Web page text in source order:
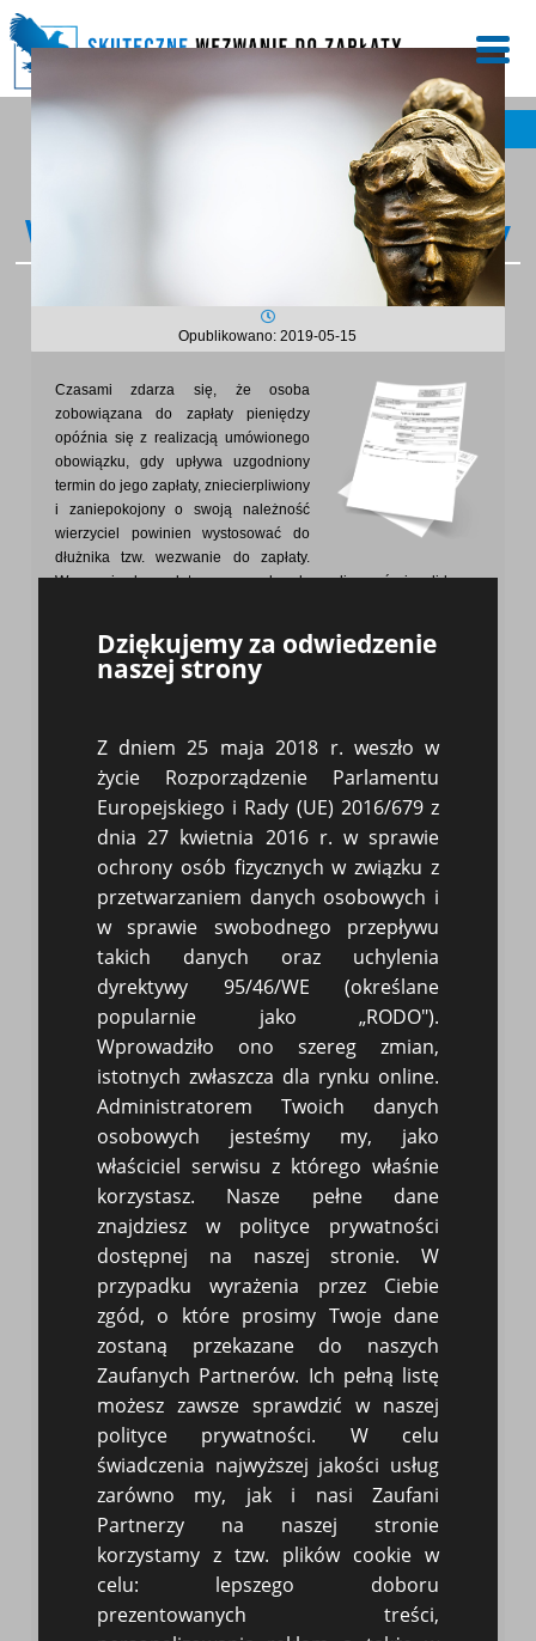
Dziękujemy za odwiedzenie
naszej strony
Z dniem 25 maja 2018 r. weszło w
życie Rozporządzenie Parlamentu
Europejskiego i Rady (UE) 2016/679 z
dnia 27 kwietnia 2016 r. w sprawie
ochrony osób fizycznych w związku z
przetwarzaniem danych osobowych i
w sprawie swobodnego przepływu
takich danych oraz uchylenia
dyrektywy 95/46/WE (określane
popularnie jako „RODO").
Wprowadziło ono szereg zmian,
istotnych zwłaszcza dla rynku online.
Administratorem Twoich danych
osobowych jesteśmy my, jako
właściciel serwisu z którego właśnie
korzystasz. Nasze pełne dane
znajdziesz w polityce prywatności
dostępnej na naszej stronie. W
przypadku wyrażenia przez Ciebie
zgód, o które prosimy Twoje dane
zostaną przekazane do naszych
Zaufanych Partnerów. Ich pełną listę
możesz zawsze sprawdzić w naszej
polityce prywatności. W celu
świadczenia najwyższej jakości usług
zarówno my, jak i nasi Zaufani
Partnerzy na naszej stronie
korzystamy z tzw. plików cookie w
celu: lepszego doboru
prezentowanych treści,
UZYSKAJ NASZĄ POMOC
Wezwanie do zapłaty faktury
Opublikowano: 2019-05-15
Czasami zdarza się, że osoba
zobowiązana do zapłaty pieniędzy
opóźnia się z realizacją umówionego
obowiązku, gdy upływa uzgodniony
termin do jego zapłaty, zniecierpliwiony
i zaniepokojony o swoją należność
wierzyciel powinien wystosować do
dłużnika tzw. wezwanie do zapłaty.
Wezwanie do zapłaty ma na celu zdyscyplinować niesolidnego
Wezwanie do zapłaty to pismo kierowane jest do kontrahenta
windykacji, czyli działania poza sądem. Wezwanie do zapłaty
faktury jest mniej kosztowne niż wszczęcie procedury sądowej.
Zresztą w Polsce aby skierować sprawę do sądu, uprzednio
należy wezwać dłużnika na drodze polubowanej.
Co powinno zawierać wezwanie do zapłaty?
Oznaczenie wierzyciela i dłużnika. Konieczne jest
wskazanie, kto i od kogo dochodzi spełnienia
obowiązku.
Wskazanie źródła z jakiego wynika obowiązek
ciążący na dłużniku. Może to być np. umowa, faktura
VAT. Źródło powinno być dostatecznie dokładnie
oznaczone. Dodatkowo można wskazać numer
faktury i jej datę wystawienia.
Określenie kwoty z jaką dłużnik zalega wraz z
ewentualnymi odsetkami.
Termin, po którym płatność stała się wymagalna.
Chodzi tutaj o dzień następujący po tym, do którego
dłużnik miał dokonać zapłaty.
Rachunek bankowy do dokonania płatności – element
oczywisty ze względów praktycznych.
Termin, w którym dłużnik powinien uregulować
należność. W tym zakresie istnieje zasadniczo
dowolność, jednak w praktyce najczęściej wyznacza
się okres: 3, 7, 14, 30 dni od dnia otrzymania
wezwania. Termin można określić również konkretną
datą. W każdym przypadku trzeba mieć na uwadze
realne możliwości dłużnika. Tytułem przykładu -
wyznaczenie osobie zalegającej z zapłatą 100 tys.
złotych terminu 3 dni do jej uregulowania trudno
uznać za uwzględniające realia, a surowość w